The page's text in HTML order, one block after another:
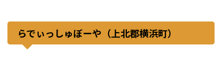
らでぃっしゅぼーや（上北郡横浜町）